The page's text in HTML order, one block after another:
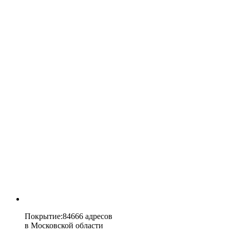
Покрытие:84666 адресов
в Московской области